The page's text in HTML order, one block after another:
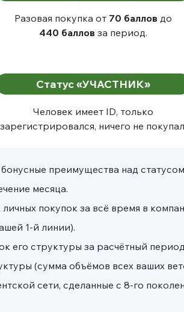
Разовая покупка от 70 баллов до
440 баллов за период.
Статус «УЧАСТНИК»
Человек имеет ID, только
зарегистрировался, ничего не
преимущества над
месяца.
покупок за всё время в
1-й линии).
его структуры за расчётный
(сумма объёмов всех ваших
сети, сделанные с 8-го